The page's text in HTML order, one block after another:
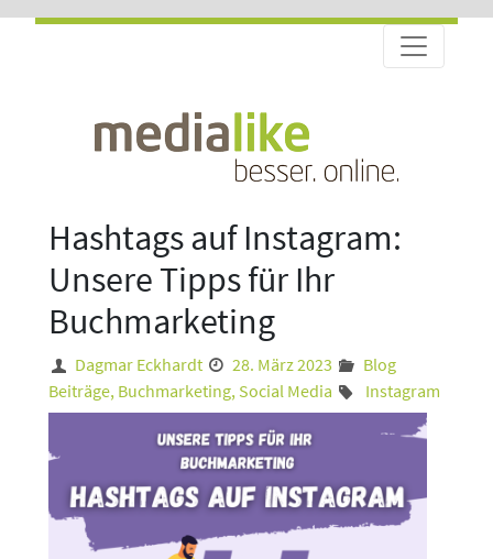
Hashtags auf Instagram:
Unsere Tipps für Ihr
Buchmarketing
Dagmar Eckhardt 28. März 2023
Blog
Beiträge, Buchmarketing, Social Media Instagram